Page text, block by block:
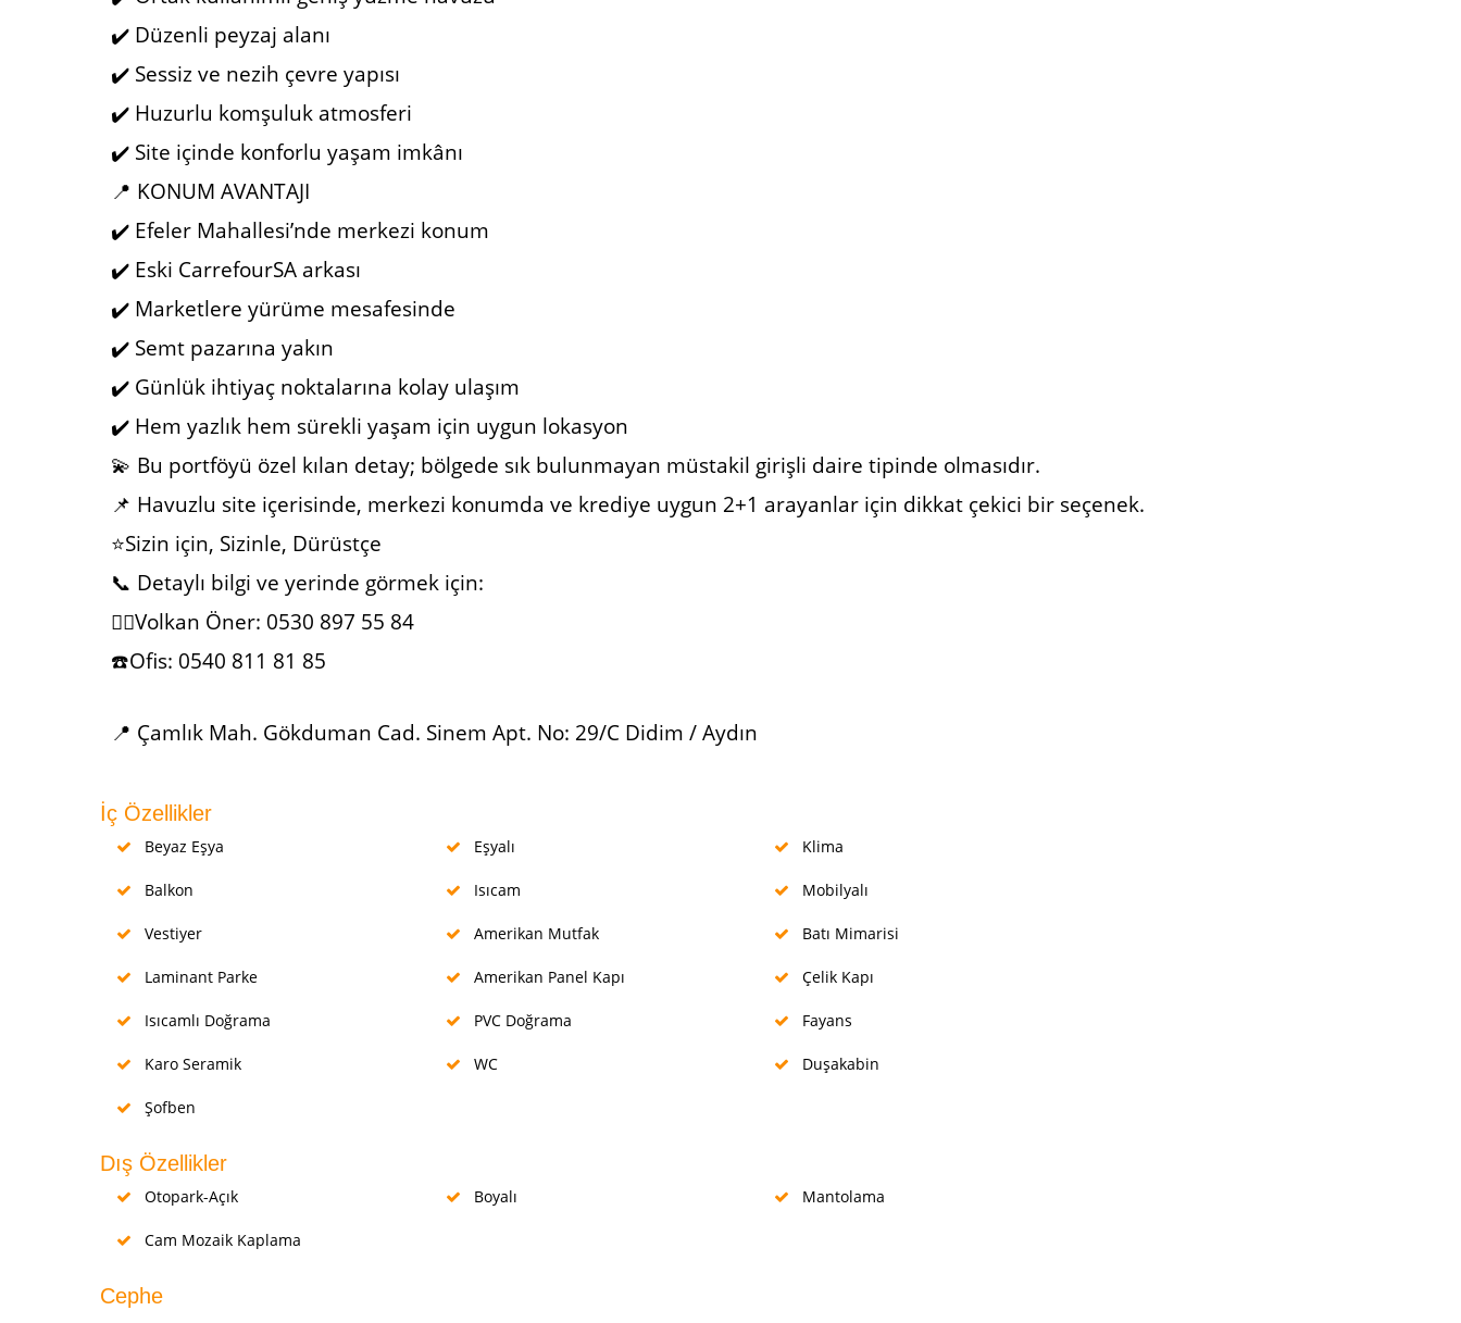
✔️ Düzenli peyzaj alanı
✔️ Sessiz ve nezih çevre yapısı
✔️ Huzurlu komşuluk atmosferi
✔️ Site içinde konforlu yaşam imkânı
📍 KONUM AVANTAJI
✔️ Efeler Mahallesi’nde merkezi konum
✔️ Eski CarrefourSA arkası
✔️ Marketlere yürüme mesafesinde
✔️ Semt pazarına yakın
✔️ Günlük ihtiyaç noktalarına kolay ulaşım
✔️ Hem yazlık hem sürekli yaşam için uygun lokasyon
💫 Bu portföyü özel kılan detay; bölgede sık bulunmayan müstakil girişli daire tipinde olmasıdır.
📌 Havuzlu site içerisinde, merkezi konumda ve krediye uygun 2+1 arayanlar için dikkat çekici bir seçenek.
⭐Sizin için, Sizinle, Dürüstçe
📞 Detaylı bilgi ve yerinde görmek için:
🙋‍♂️Volkan Öner: 0530 897 55 84
☎️Ofis: 0540 811 81 85
📍 Çamlık Mah. Gökduman Cad. Sinem Apt. No: 29/C Didim / Aydın
İç Özellikler
Beyaz Eşya Eşyalı Klima
Balkon Isıcam Mobilyalı
Vestiyer Amerikan Mutfak Batı Mimarisi
Laminant Parke Amerikan Panel Kapı Çelik Kapı
Isıcamlı Doğrama PVC Doğrama Fayans
Karo Seramik WC Duşakabin
Şofben
Dış Özellikler
Otopark-Açık Boyalı Mantolama
Cam Mozaik Kaplama
Cephe